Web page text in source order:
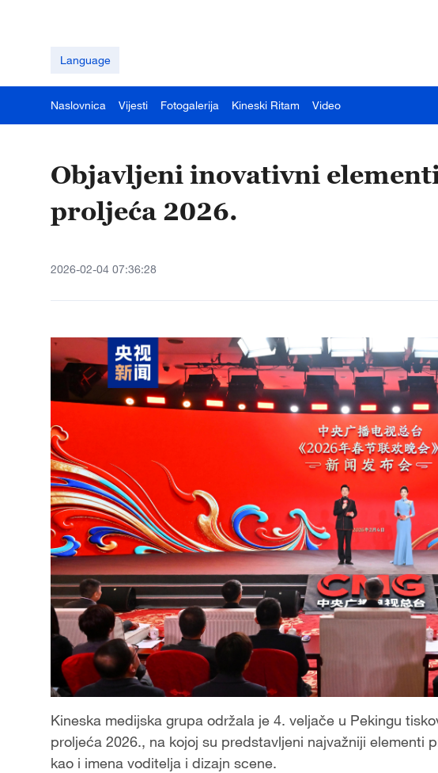
Language
Naslovnica Vijesti Fotogalerija Kineski Ritam Video
Objavljeni inovativni
proljeća 2026.
2026-02-04 07:36:28
Kineska medijska grupa održala je 4. veljače u Pekingu
proljeća 2026., na kojoj su predstavljeni najvažniji elementi
kao i imena voditelja i dizajn scene.